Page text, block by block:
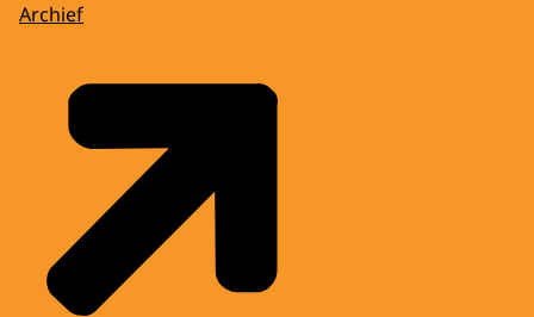
Archief